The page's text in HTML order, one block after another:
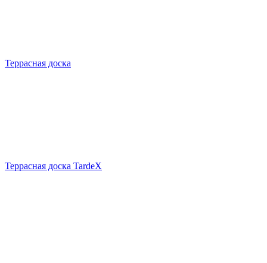
Террасная доска
Террасная доска TardeX